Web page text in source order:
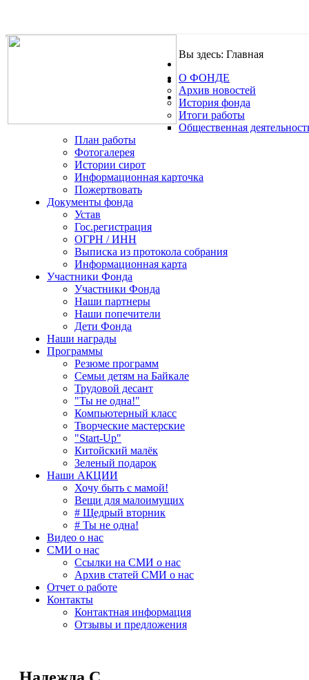
.
Вы здесь: Главная
О ФОНДЕ
Архив новостей
История фонда
Итоги работы
Общественная
План работы
Фотогалерея
Истории сирот
Информационная карточка
Пожертвовать
Документы фонда
Устав
Гос.регистрация
ОГРН / ИНН
Выписка из протокола собрания
Информационная карта
Участники Фонда
Участники Фонда
Наши партнеры
Наши попечители
Дети Фонда
Наши награды
Программы
Резюме программ
Семьи детям на Байкале
Трудовой десант
"Ты не одна!"
Компьютерный класс
Творческие мастерские
"Start-Up"
Китойский малёк
Зеленый подарок
Наши АКЦИИ
Хочу быть с мамой!
Вещи для малоимущих
# Щедрый вторник
# Ты не одна!
Видео о нас
СМИ о нас
Ссылки на СМИ о нас
Архив статей СМИ о нас
Отчет о работе
Контакты
Контактная информация
Отзывы и предложения